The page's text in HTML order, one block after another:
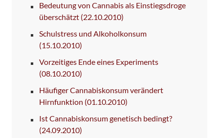
Bedeutung von Cannabis als Einstiegsdroge
überschätzt (22.10.2010)
Schulstress und Alkoholkonsum
(15.10.2010)
Vorzeitiges Ende eines Experiments
(08.10.2010)
Häufiger Cannabiskonsum verändert
Hirnfunktion (01.10.2010)
Ist Cannabiskonsum genetisch bedingt?
(24.09.2010)